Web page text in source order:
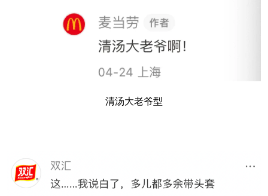
清汤大老爷型